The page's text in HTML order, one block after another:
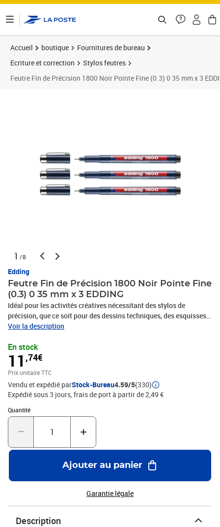
Accueil boutique
Fournitures de bureau
Ecriture et correction
Stylos feutres
Feutre Fin de Précision 1800 Noir Pointe Fine (0.3) 0 35 mm x 3
1 /8
Edding
Feutre Fin de Précision 1800 Noir Pointe Fine
(0.3) 0 35 mm x 3 EDDING
Idéal pour les activités créatives nécessitant des stylos de
précision, que ce soit pour des dessins techniques, des esquisses,
des zentangles, des mandalas, des lettrages ou du travail au
résistante à la lumière à base de pigments produit des résultats
précis et de qualité Le feutre fin de précision edding 1800 existe
dans différentes couleurs et se fixe facilement aux poches de
chemise grâce à son clip en acier Ce feutre fin est doté d'une pointe
de qualité enrobée de métal et offre différentes largeurs de trait
fines, de 0,25 mm à 0,7 mm Produit de marque de grande qualité
fabriqué en Allemagne
Voir la description
En stock
11 ,74€
Prix unitaire TTC
Vendu et expédié parStock-Bureau4.59/5(330)
Expédié sous 3 jours, frais de port à partir de 2,49 €
Quantité
Quantité : 1
Ajouter au panier
Garantie légale
Description